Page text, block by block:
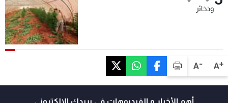
A+
A-
وذخائر